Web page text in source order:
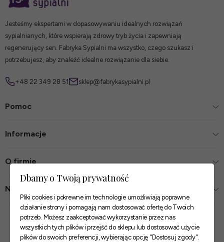
Jesteśmy ekspertami w dopasowywaniu idealnych rozwiązań
sypialnianych, które wspierają zdrowy tryb życia i zapewniają
regenerujący sen. Fabryka Sypialni ma wszystko, czego szukasz i
potrzebujesz, aby znaleźć idealne rozwiązanie dla siebie.
+48 22 349 28 51 sklep@fabrykasypialni.pl
Pomoc
Informacje
O firmie
Nasze sklepy
Zaufane płatności
Dbamy o Twoją prywatność
Pliki cookies i pokrewne im technologie umożliwiają poprawne
działanie strony i pomagają nam dostosować ofertę do Twoich
potrzeb. Możesz zaakceptować wykorzystanie przez nas
wszystkich tych plików i przejść do sklepu lub dostosować użycie
plików do swoich preferencji, wybierając opcję "Dostosuj zgody".